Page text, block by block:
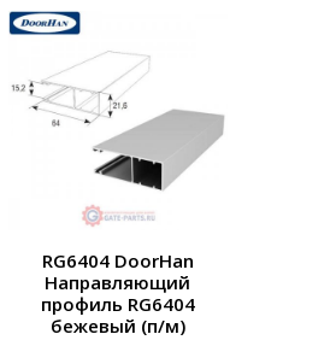
RG6404 DoorHan
Направляющий
профиль RG6404
бежевый (п/м)